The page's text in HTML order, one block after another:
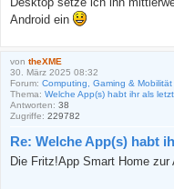
Android ein
von theXME
30. März 2025 08:32
Forum: Computing, Gaming & Mobilität
Thema: Welche App(s) habt ihr als
Antworten: 38
Zugriffe: 229782
Re: Welche App(s) habt
Die Fritz!App Smart Home